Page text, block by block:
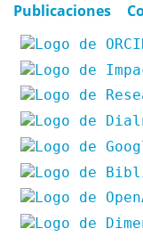
Publicaciones